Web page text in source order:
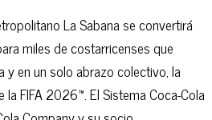
La Sabana se convertirá
miles de costarricenses que
y en un solo abrazo colectivo, la
la FIFA 2026™. El Sistema Coca-Cola